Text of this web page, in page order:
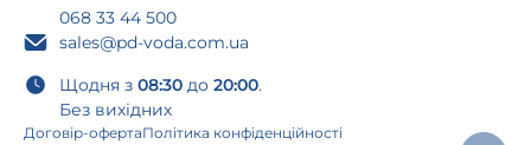
068 33 44 500
sales@pd-voda.com.ua
Щодня з 08:30 до 20:00.
Без вихідних
Договір-офертаПолітика конфіденційності